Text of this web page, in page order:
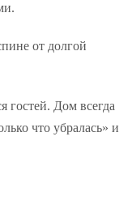
от долгой
гостей. Дом всегда
что убралась» и